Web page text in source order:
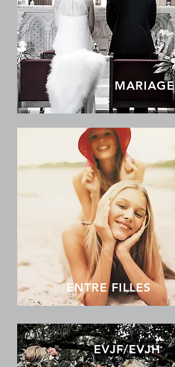
MARIAGE
ENTRE FILLES
EVJF/EVJH